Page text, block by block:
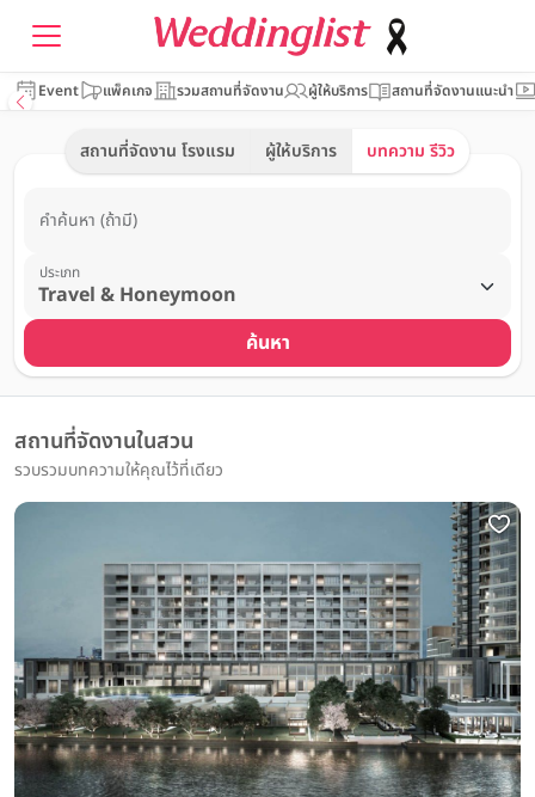
Event แพ็คเกจ รวมสถานที่จัดงาน ผู้ให้บริการ สถานที่จัดงานแนะนำ
สถานที่จัดงาน โรงแรม ผู้ให้บริการ บทความ รีวิว
คำค้นหา (ถ้ามี)
ประเภท
ค้นหา
สถานที่จัดงานในสวน
รวบรวมบทความให้คุณไว้ที่เดียว